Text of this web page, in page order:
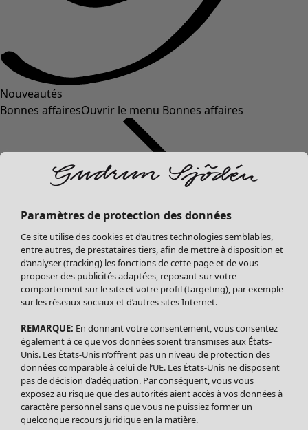
Nouveautés
Bonnes affairesOuvrir le menu Bonnes affaires
Soldes Vêtements
Tous les vêtements
Robes
Tuniques
Blouses
Tops
Gilets
Pantalon
Jupes
Paramètres de protection des données
Ce site utilise des cookies et d’autres technologies semblables,
entre autres, de prestataires tiers, afin de mettre à disposition et
d’analyser (tracking) les fonctions de cette page et de vous
proposer des publicités adaptées, reposant sur votre
comportement sur le site et votre profil (targeting), par exemple
sur les réseaux sociaux et d’autres sites Internet.
REMARQUE: En donnant votre consentement, vous consentez
également à ce que vos données soient transmises aux États-
Unis. Les États-Unis n’offrent pas un niveau de protection des
données comparable à celui de l’UE. Les États-Unis ne disposent
pas de décision d’adéquation. Par conséquent, vous vous
exposez au risque que des autorités aient accès à vos données à
caractère personnel sans que vous ne puissiez former un
quelconque recours juridique en la matière.